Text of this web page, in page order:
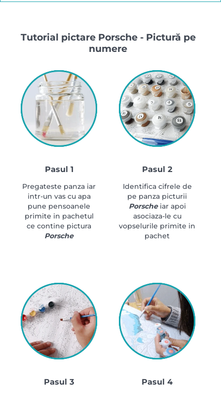
Tutorial pictare Porsche - Pictură pe
numere
Pasul 1
Pregateste panza iar
intr-un vas cu apa
pune pensoanele
primite in pachetul
ce contine pictura
Porsche
Pasul 2
Identifica cifrele de
pe panza picturii
Porscheiar apoi
asociaza-le cu
vopselurile primite in
pachet
Pasul 3 Pasul 4